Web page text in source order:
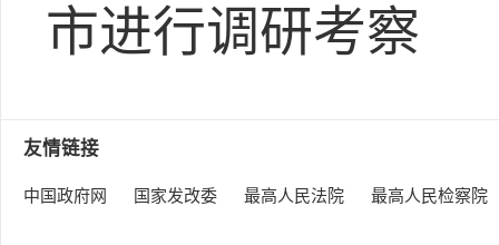
市进行调研考察
友情链接
中国政府网 国家发改委 最高人民法院 最高人民检察院